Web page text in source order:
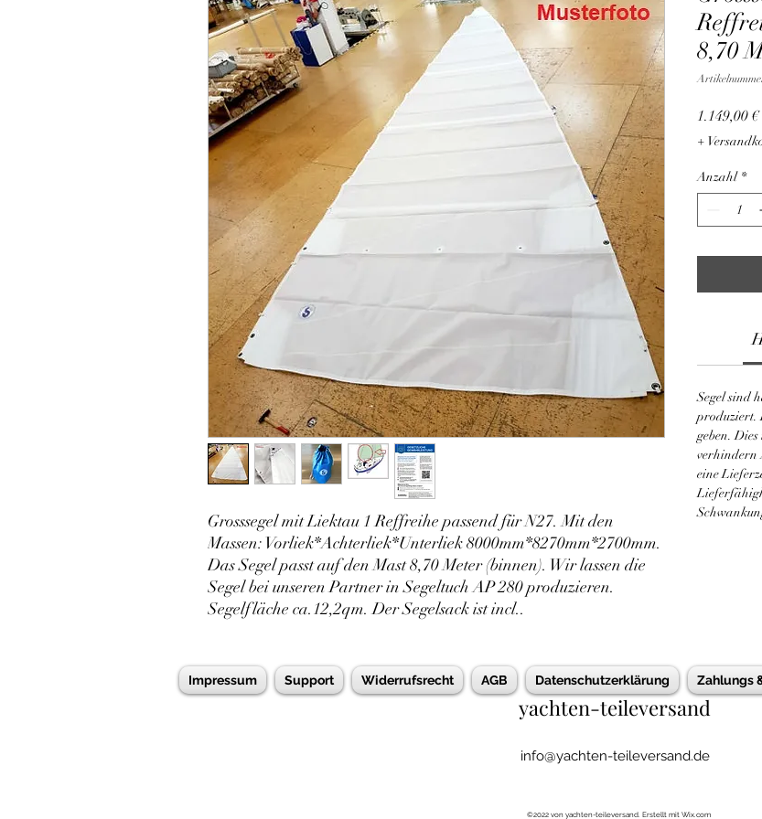
Grosssegel mit Liektau 1 Reffreihe passend für N27. Mit den
Massen: Vorliek*Achterliek*Unterliek 8000mm*8270mm*2700mm.
Das Segel passt auf den Mast 8,70 Meter (binnen). Wir lassen die
Segel bei unseren Partner in Segeltuch AP 280 produzieren.
Segelfläche ca.12,2qm. Der Segelsack ist incl..
8,70
1.149,00 €
+
Anzahl *
Segel sind
produziert.
geben.
verhindern
eine
Impressum Support Widerrufsrecht AGB Datenschutzerklärung Zahlungs
yachten-teileversand
info@yachten-teileversand.de
©2022 von yachten-teileversand. Erstellt mit Wix.com